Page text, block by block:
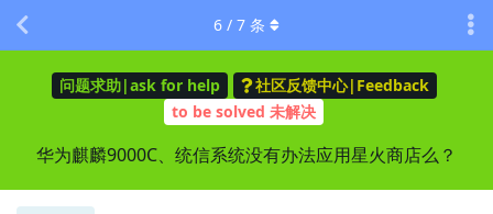
问题求助|ask for help
社区反馈中心|Feedback
to be solved 未解决
华为麒麟9000C、统信系统没有办法应用星火商店么？
6 / 7 条